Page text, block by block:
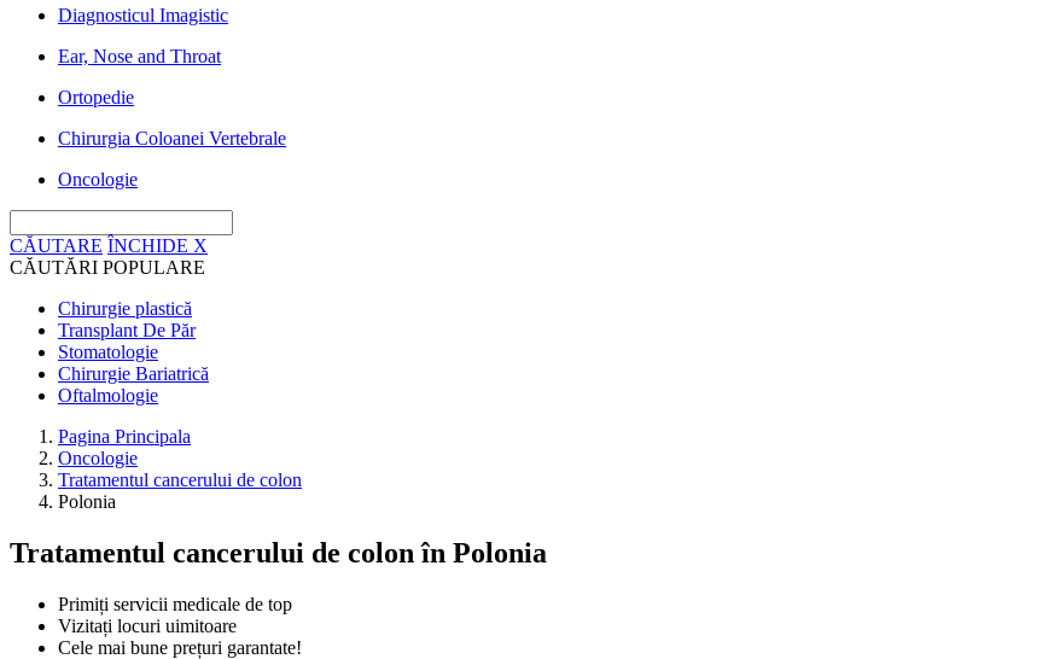
Diagnosticul Imagistic
Ear, Nose and Throat
Ortopedie
Chirurgia Coloanei Vertebrale
Oncologie
CĂUTARE ÎNCHIDE X
CĂUTĂRI POPULARE
Chirurgie plastică
Transplant De Păr
Stomatologie
Chirurgie Bariatrică
Oftalmologie
Pagina Principala
Oncologie
Tratamentul cancerului de colon
Polonia
Tratamentul cancerului de colonîn Polonia
Primiți servicii medicale de top
Vizitați locuri uimitoare
Cele mai bune prețuri garantate!